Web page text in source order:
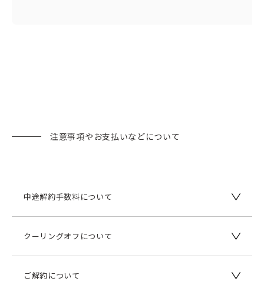
注意事項やお支払いなどについて
中途解約手数料について
クーリングオフについて
ご解約について